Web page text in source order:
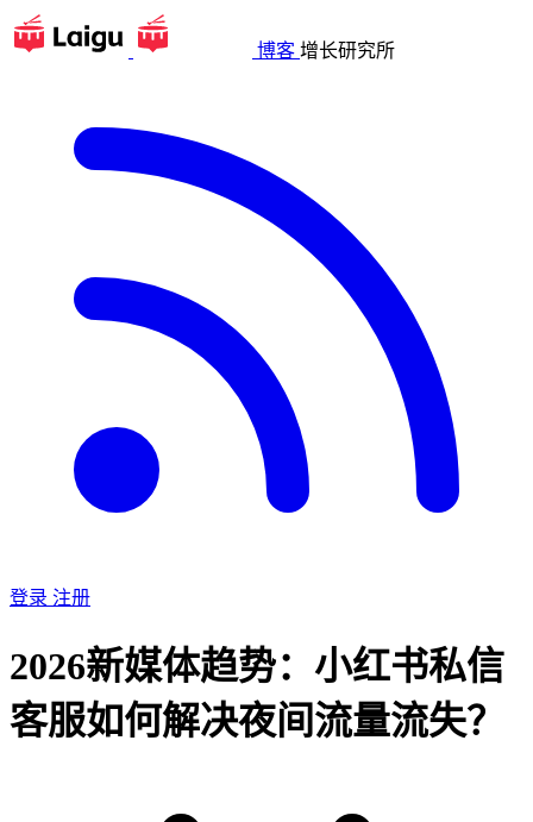
博客 增长研究所
登录 注册
2026新媒体趋势：小红书私信
客服如何解决夜间流量流失？